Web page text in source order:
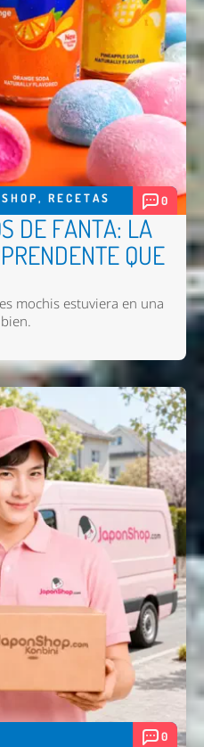
, RECETAS 0
DE FANTA: LA
QUE
mochis estuviera en una
0